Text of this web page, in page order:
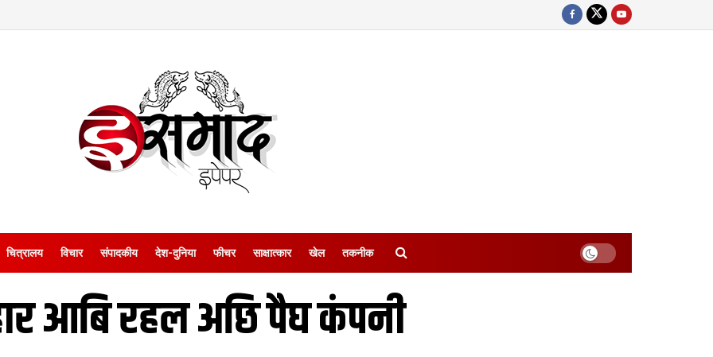
चित्रालय विचार संपादकीय देश-दुनिया फीचर साक्षात्‍कार खेल तकनीक
आबि रहल अछि पैघ कंपनी